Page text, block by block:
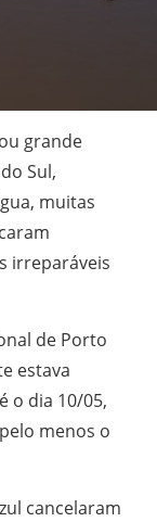
grande
Sul,
muitas
irreparáveis
de Porto
estava
o dia 10/05,
menos o
cancelaram